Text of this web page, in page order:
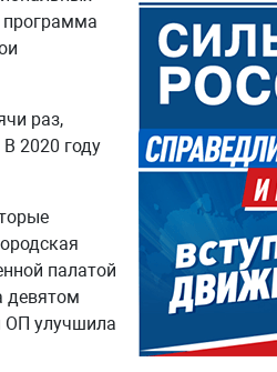
программа
раз,
2020 году
палатой
девятом
ОП улучшила